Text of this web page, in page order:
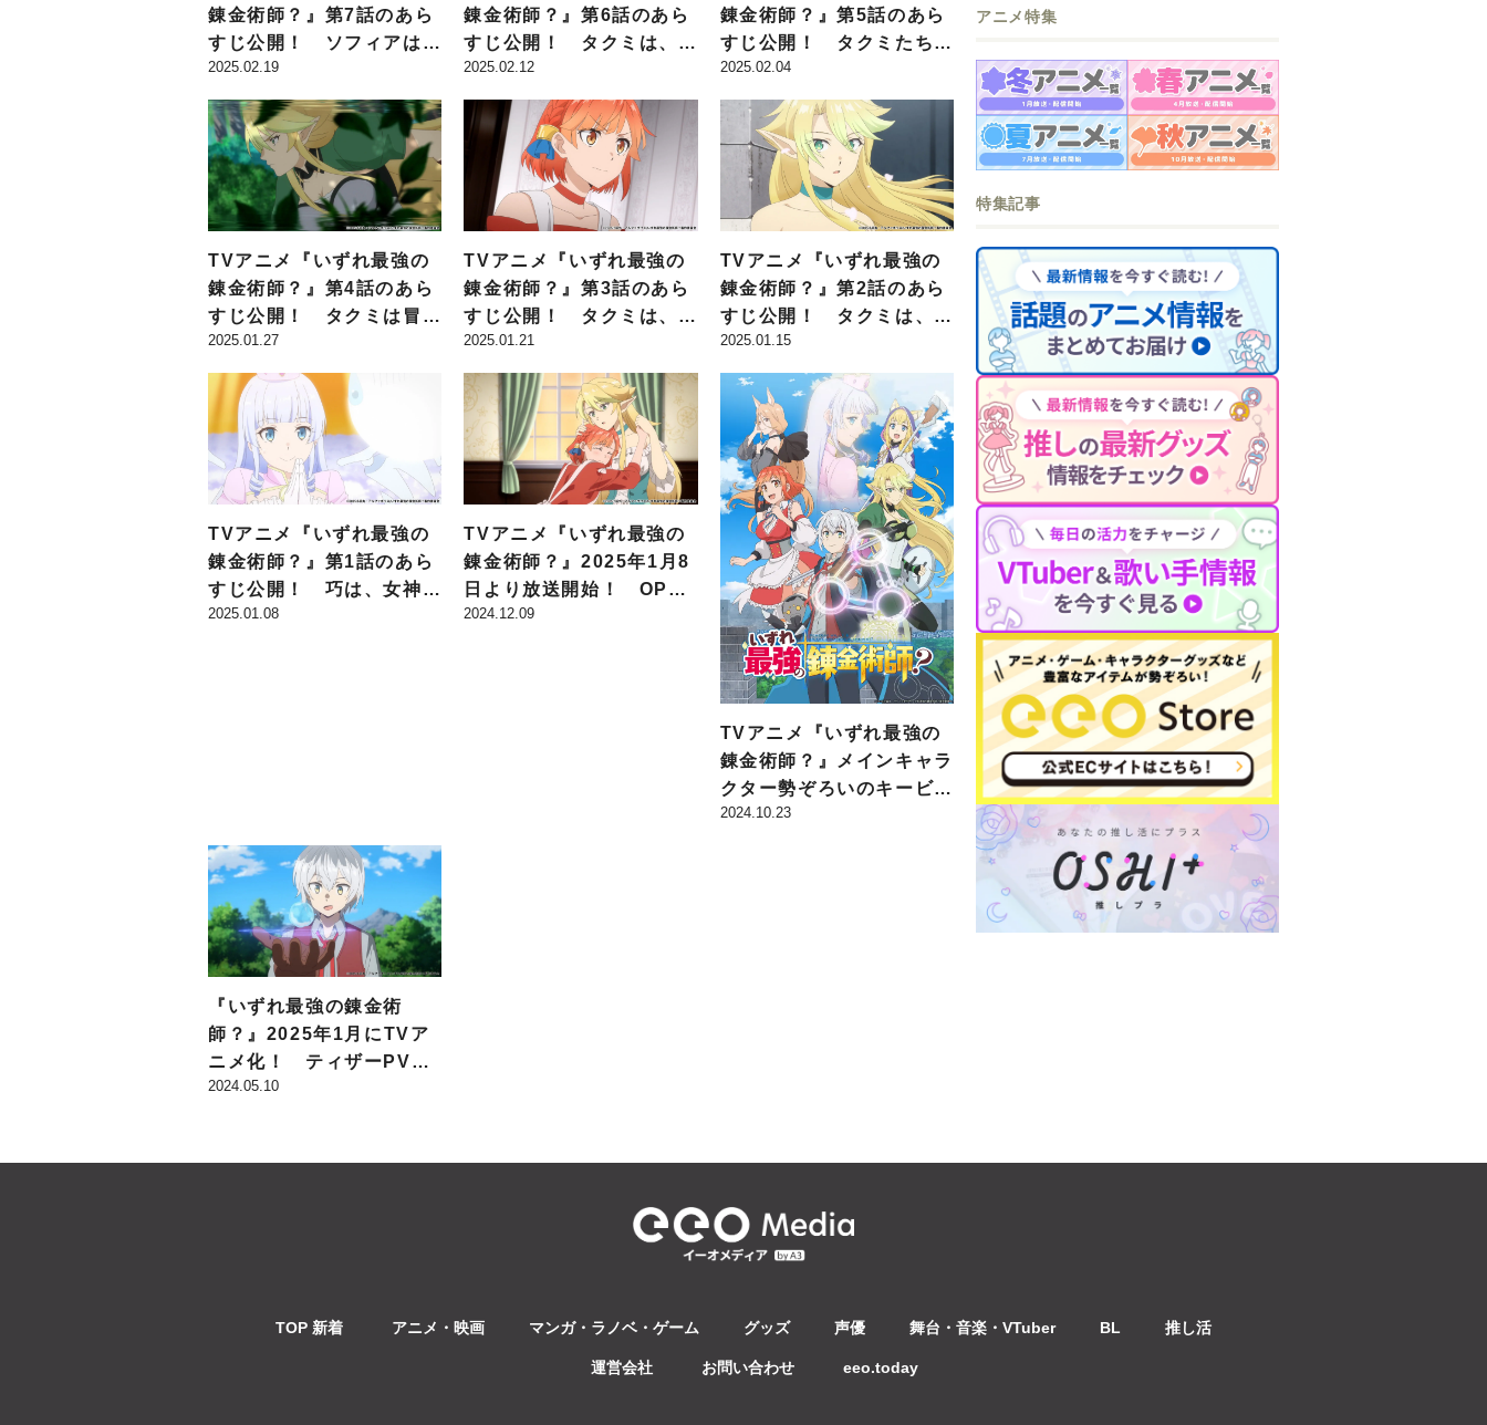
錬金術師？』第7話のあら
すじ公開！ ソフィアは、
寝る間も惜しむタクミに心
配を寄せ…
2025.02.19
錬金術師？』第6話のあら
すじ公開！ タクミは、マ
リアから竜馬の存在を教え
られ…
2025.02.12
錬金術師？』第5話のあら
すじ公開！ タクミたちが
向かう死の森周辺では魔物
が活性化していて…
2025.02.04
TVアニメ『いずれ最強の
錬金術師？』第4話のあら
すじ公開！ タクミは冒険
者ギルドで不良者に絡ま
れ…
2025.01.27
TVアニメ『いずれ最強の
錬金術師？』第3話のあら
すじ公開！ タクミは、マ
リアとソフィアに出会い…
2025.01.21
TVアニメ『いずれ最強の
錬金術師？』第2話のあら
すじ公開！ タクミは、ボ
ード村から街へと旅立つ決
意を固め…
2025.01.15
TVアニメ『いずれ最強の
錬金術師？』第1話のあら
すじ公開！ 巧は、女神ノ
ルンから17歳の少年とし
2025.01.08
TVアニメ『いずれ最強の
錬金術師？』2025年1月8
日より放送開始！ OP・
ED主題歌が聴ける第2弾P
2024.12.09
TVアニメ『いずれ最強の
錬金術師？』メインキャラ
クター勢ぞろいのキービジ
ュアルが公開！ ソフィア
2024.10.23
『いずれ最強の錬金術
師？』2025年1月にTVア
ニメ化！ ティザーPVで
はタクミと女神ノルンのボ
2024.05.10
アニメ特集
特集記事
TOP 新着 アニメ・映画 マンガ・ラノベ・ゲーム グッズ 声優 舞台・音楽・VTuber BL 推し活
運営会社 お問い合わせ eeo.today